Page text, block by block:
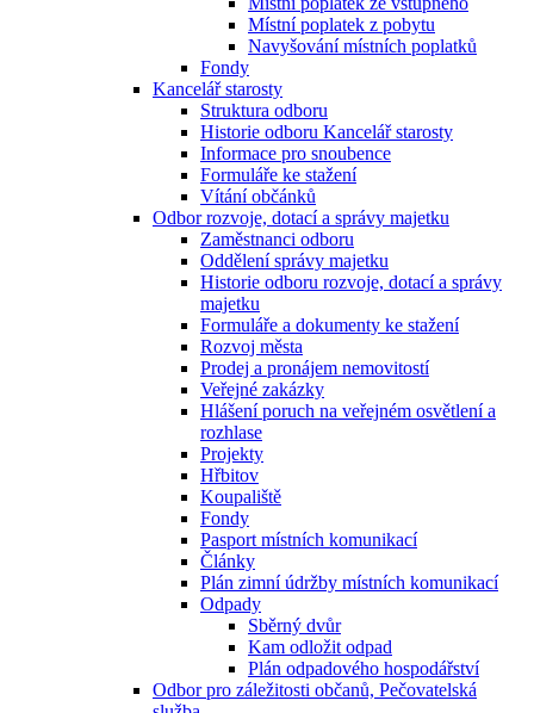
Místní poplatek z pobytu
Navyšování místních poplatků
Fondy
Kancelář starosty
Struktura odboru
Historie odboru Kancelář starosty
Informace pro snoubence
Formuláře ke stažení
Vítání občánků
Odbor rozvoje, dotací a správy majetku
Zaměstnanci odboru
Oddělení správy majetku
Historie odboru rozvoje, dotací a správy
majetku
Formuláře a dokumenty ke stažení
Rozvoj města
Prodej a pronájem nemovitostí
Veřejné zakázky
Hlášení poruch na veřejném osvětlení a
rozhlase
Projekty
Hřbitov
Koupaliště
Fondy
Pasport místních komunikací
Články
Plán zimní údržby místních komunikací
Odpady
Sběrný dvůr
Kam odložit odpad
Plán odpadového hospodářství
Odbor pro záležitosti občanů, Pečovatelská